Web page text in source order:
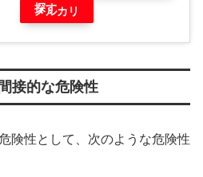
探す
メルカリ
接的な危険性
険性として、次のような危険性